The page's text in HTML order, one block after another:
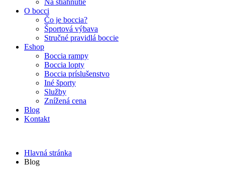
Na stiahnutie
O bocci
Čo je boccia?
Športová výbava
Stručné pravidlá boccie
Eshop
Boccia rampy
Boccia lopty
Boccia príslušenstvo
Iné športy
Služby
Znížená cena
Blog
Kontakt
Hlavná stránka
Blog